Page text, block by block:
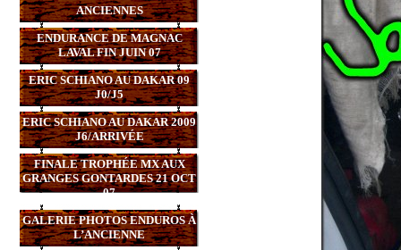
ANCIENNES
ENDURANCE DE MAGNAC
LAVAL FIN JUIN 07
ERIC SCHIANO AU DAKAR 09
J0/J5
ERIC SCHIANO AU DAKAR 2009
J6/ARRIVÉE
FINALE TROPHÉE MX AUX
GRANGES GONTARDES 21 OCT
07
GALERIE PHOTOS ENDUROS À
L’ANCIENNE